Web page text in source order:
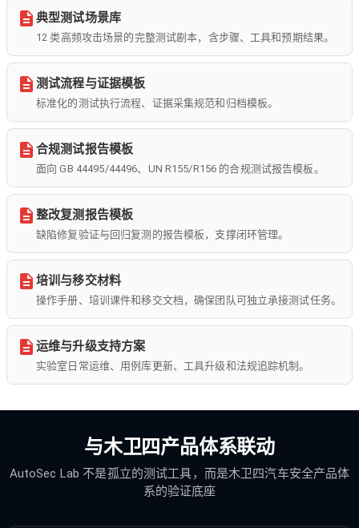
典型测试场景库
12 类高频攻击场景的完整测试剧本，含步骤、工具和预期结果。
测试流程与证据模板
标准化的测试执行流程、证据采集规范和归档模板。
合规测试报告模板
面向 GB 44495/44496、UN R155/R156 的合规测试报告模板。
整改复测报告模板
缺陷修复验证与回归复测的报告模板，支撑闭环管理。
培训与移交材料
操作手册、培训课件和移交文档，确保团队可独立承接测试任务。
运维与升级支持方案
实验室日常运维、用例库更新、工具升级和法规追踪机制。
与木卫四产品体系联动
AutoSec Lab 不是孤立的测试工具，而是木卫四汽车安全产品体
系的验证底座